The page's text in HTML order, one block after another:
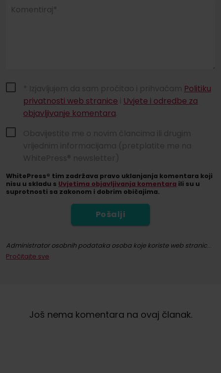
Komentiraj*
* Izjavljujem da sam pročitao i prihvaćam Politiku
privatnosti web stranice i Uvjete i odredbe za
objavljivanje komentara
Obavijestite me o novim člancima ili drugim
vrijednim informacijama (pretplatite me na
WhitePress® newsletter)
WhitePress® tim zadržava pravo uklanjanja komentara koji
nisu u skladu s Uvjetima objavljivanja komentara ili su u
suprotnosti sa zakonom i dobrim običajima.
Pošalji
Administrator osobnih podataka osoba koje koriste web stranicu whitepress.com i sve njezine podstranice (u daljnjem tekstu: Web stranica) u smislu Uredbe (EU) 2016/679 Europskog parlamenta i Vijeća od 27. travnja 2016. o zaštiti prirodnih osoba u vezi s obradom osobnih podataka i slobodnim kretanjem takvih podataka te ukidanjem Direktive 95/46/EC (u daljnjem tekstu: GDPR) zajednički je "WhitePress" Spółka z ograniczoną odpowiedzialnością sa sjedištem u Bielsko-Biała na ul. Legionów 26/28, upisano u registar poduzetnika Državnog sudskog registra koji vodi Okružni sud u Bielsko-Biała, 8. trgovački odjel Državnog sudskog registra pod brojem KRS: 0000651339, NIP: 9372667797, REGON: 243400145 i druga društva iz
Pretplatom na newsletter pristajete na slanje komercijalnih informacija putem elektroničkih komunikacijskih sredstava, posebice e-pošte, u vezi s izravnim marketingom usluga i robe koju nudi WhitePress sp. z o.o. i njegovih pouzdanih poslovnih partnera zainteresiranih za marketing vlastite robe ili usluga. Pravna osnova za obradu vaših osobnih podataka je vaš pristanak (članak 6. stavak 1. točka (a) GDPR-a).
Pročitajte sve
Još nema komentara na ovaj članak.